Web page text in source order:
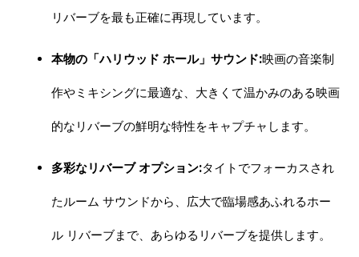
リバーブを最も正確に再現しています。
本物の「ハリウッド ホール」サウンド:映画の音楽制
作やミキシングに最適な、大きくて温かみのある映画
的なリバーブの鮮明な特性をキャプチャします。
多彩なリバーブ オプション:タイトでフォーカスされ
たルーム サウンドから、広大で臨場感あふれるホー
ル リバーブまで、あらゆるリバーブを提供します。